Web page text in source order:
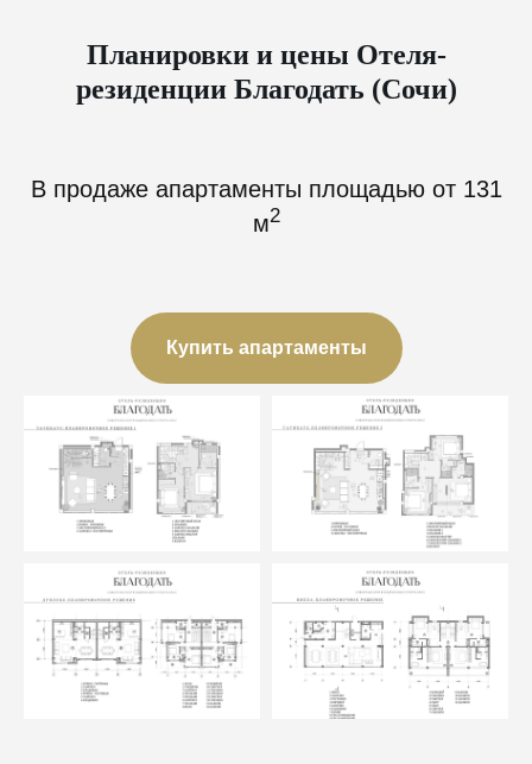
Планировки и цены Отеля-
резиденции Благодать (Сочи)
В продаже апартаменты площадью от 131
м2
Купить апартаменты